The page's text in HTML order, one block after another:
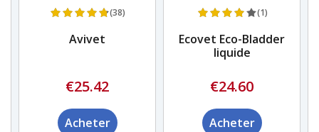
(38)
Avivet
€25.42
Acheter
(1)
Ecovet Eco-Bladder
liquide
€24.60
Acheter